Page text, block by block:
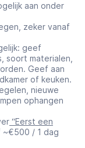
aan onder
zeker vanaf
geef
soort materialen,
Geef aan
of keuken.
nieuwe
ophangen
“Eerst een
~€500 / 1 dag